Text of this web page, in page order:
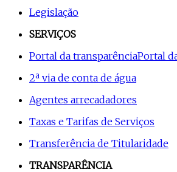
Legislação
SERVIÇOS
Portal da transparênciaPortal
2ª via de conta de água
Agentes arrecadadores
Taxas e Tarifas de Serviços
Transferência de Titularidade
TRANSPARÊNCIA